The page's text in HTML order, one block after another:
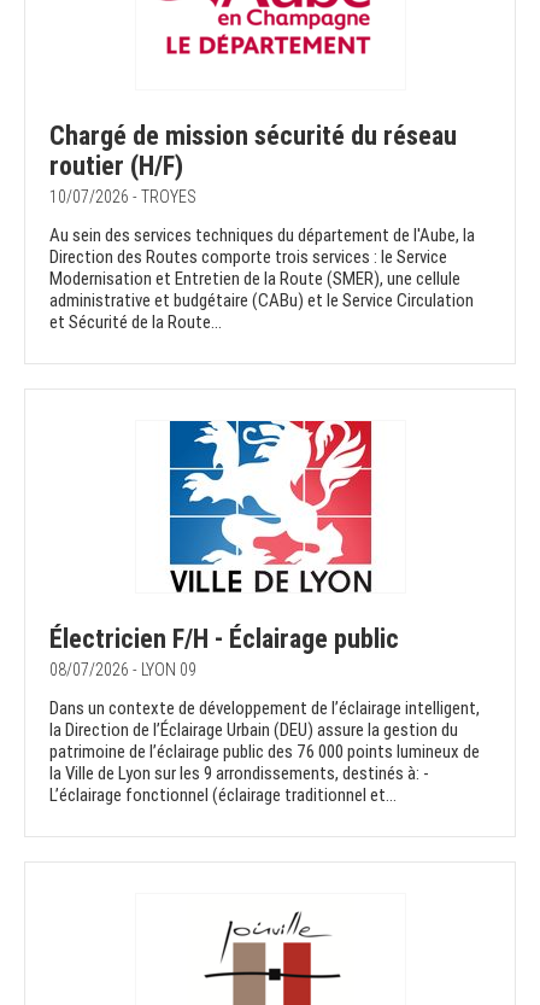
Chargé de mission sécurité du réseau
routier (H/F)
10/07/2026 - TROYES
Au sein des services techniques du département de l'Aube, la
Direction des Routes comporte trois services : le Service
Modernisation et Entretien de la Route (SMER), une cellule
administrative et budgétaire (CABu) et le Service Circulation
et Sécurité de la Route...
Électricien F/H - Éclairage public
08/07/2026 - LYON 09
Dans un contexte de développement de l’éclairage intelligent,
la Direction de l’Éclairage Urbain (DEU) assure la gestion du
patrimoine de l’éclairage public des 76 000 points lumineux de
la Ville de Lyon sur les 9 arrondissements, destinés à: -
L’éclairage fonctionnel (éclairage traditionnel et...